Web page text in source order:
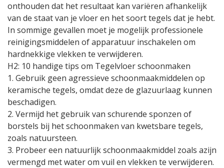
onthouden dat het resultaat kan variëren afhankelijk
van de staat van je vloer en het soort tegels dat je hebt.
In sommige gevallen moet je mogelijk professionele
reinigingsmiddelen of apparatuur inschakelen om
hardnekkige vlekken te verwijderen.
H2: 10 handige tips om Tegelvloer schoonmaken
1. Gebruik geen agressieve schoonmaakmiddelen op
keramische tegels, omdat deze de glazuurlaag kunnen
beschadigen.
2. Vermijd het gebruik van schurende sponzen of
borstels bij het schoonmaken van kwetsbare tegels,
zoals natuursteen.
3. Probeer een natuurlijk schoonmaakmiddel zoals azijn
vermengd met water om vuil en vlekken te verwijderen.